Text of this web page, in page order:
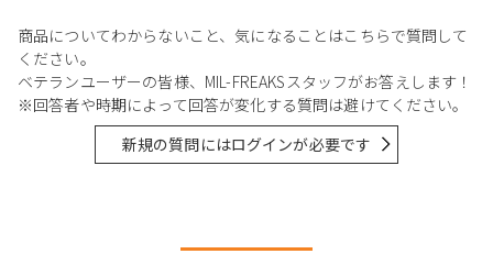
商品についてわからないこと、気になることはこちらで質問して
ください。
ベテランユーザーの皆様、MIL-FREAKSスタッフがお答えします！
※回答者や時期によって回答が変化する質問は避けてください。
新規の質問にはログインが必要です